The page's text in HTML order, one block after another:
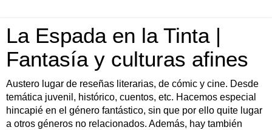
La Espada en la Tinta |
Fantasía y culturas afines
Austero lugar de reseñas literarias, de cómic y cine. Desde
temática juvenil, histórico, cuentos, etc. Hacemos especial
hincapié en el género fantástico, sin que por ello quite lugar
a otros géneros no relacionados. Además, hay también